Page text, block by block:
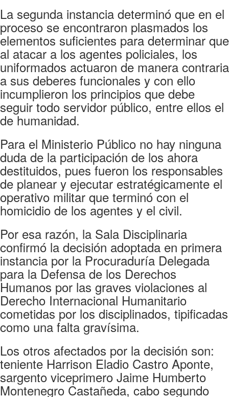
La segunda instancia determinó que en el
proceso se encontraron plasmados los
elementos suficientes para determinar que
al atacar a los agentes policiales, los
uniformados actuaron de manera contraria
a sus deberes funcionales y con ello
incumplieron los principios que debe
seguir todo servidor público, entre ellos el
de humanidad.
Para el Ministerio Público no hay ninguna
duda de la participación de los ahora
destituidos, pues fueron los responsables
de planear y ejecutar estratégicamente el
operativo militar que terminó con el
homicidio de los agentes y el civil.
Por esa razón, la Sala Disciplinaria
confirmó la decisión adoptada en primera
instancia por la Procuraduría Delegada
para la Defensa de los Derechos
Humanos por las graves violaciones al
Derecho Internacional Humanitario
cometidas por los disciplinados, tipificadas
como una falta gravísima.
Los otros afectados por la decisión son:
teniente Harrison Eladio Castro Aponte,
sargento viceprimero Jaime Humberto
Montenegro Castañeda, cabo segundo